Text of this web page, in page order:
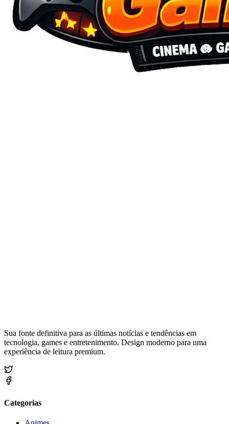
Sua fonte definitiva para as últimas notícias e tendências em
tecnologia, games e entretenimento. Design moderno para uma
experiência de leitura premium.
Categorias